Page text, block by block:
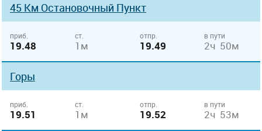
45 Км Остановочный Пункт
приб.
19.48
ст.
1м
отпр.
19.49
в пути
2ч 50м
Горы
приб.
19.51
ст.
1м
отпр.
19.52
в пути
2ч 53м